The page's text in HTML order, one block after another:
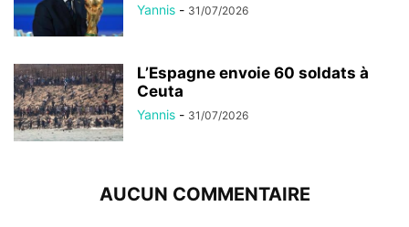
Yannis - 31/07/2026
L’Espagne envoie 60 soldats à
Ceuta
Yannis - 31/07/2026
AUCUN COMMENTAIRE